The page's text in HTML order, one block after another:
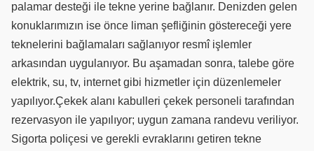
palamar desteği ile tekne yerine bağlanır. Denizden gelen
konuklarımızın ise önce liman şefliğinin göstereceği yere
teknelerini bağlamaları sağlanıyor resmî işlemler
arkasından uygulanıyor. Bu aşamadan sonra, talebe göre
elektrik, su, tv, internet gibi hizmetler için düzenlemeler
yapılıyor.Çekek alanı kabulleri çekek personeli tarafından
rezervasyon ile yapılıyor; uygun zamana randevu veriliyor.
Sigorta poliçesi ve gerekli evraklarını getiren tekne